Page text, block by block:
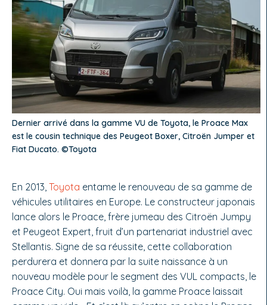
Dernier arrivé dans la gamme VU de Toyota, le Proace Max
est le cousin technique des Peugeot Boxer, Citroën Jumper et
Fiat Ducato. ©Toyota
En 2013, Toyota entame le renouveau de sa gamme de
véhicules utilitaires en Europe. Le constructeur japonais
lance alors le Proace, frère jumeau des Citroën Jumpy
et Peugeot Expert, fruit d’un partenariat industriel avec
Stellantis. Signe de sa réussite, cette collaboration
perdurera et donnera par la suite naissance à un
nouveau modèle pour le segment des VUL compacts, le
Proace City. Oui mais voilà, la gamme Proace laissait